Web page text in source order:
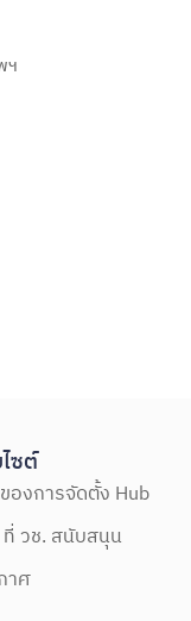
ฯ
ซต์
องการจัดตั้ง Hub
วช. สนับสนุน
าศ